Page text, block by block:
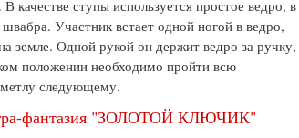
качестве ступы используется простое ведро, в
Участник встает одной ногой в ведро,
земле. Одной рукой он держит ведро за ручку,
положении необходимо пройти всю
следующему.
фантазия "ЗОЛОТОЙ КЛЮЧИК"